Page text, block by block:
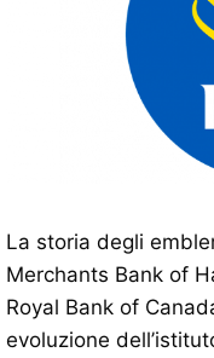
La storia degli
Merchants Bank of
Royal Bank of
evoluzione